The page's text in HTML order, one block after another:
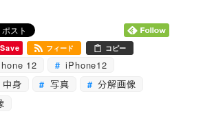
Save フィード コピー
12
iPhone12
中身 写真
分解画像